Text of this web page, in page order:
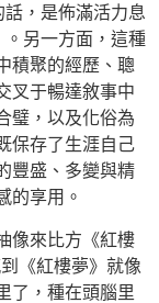
，是佈滿活力息
。另一方面，這種
積聚的經歷、聰
叉于暢達敘事中
璧，以及化俗為
保存了生涯自己
豐盛、多變與精
的享用。
像來比方《紅樓
《紅樓夢》就像
了，種在頭腦里